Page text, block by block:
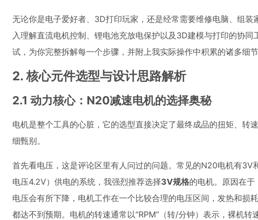
无论你是电子爱好者、3D打印玩家，还是经常需要维修电脑、组
入理解直流电机控制、锂电池充放电保护以及3D建模与打印的协
试，为你完整拆解每一个步骤，并附上我实际操作中积累的诸多细节
2. 核心元件选型与设计思路解析
2.1 动力核心：N20减速电机的选择奥秘
电机是整个工具的心脏，它的选型直接决定了最终成品的扭矩、
细甄别。
首先看电压，这是评论区里有人问过的问题。常见的N20电机有
电压4.2V）供电的系统，我强烈推荐选择3V规格的电机。原因在
电压会有所下降，电机工作在一个比较合理的电压区间，发热和
都达不到预期。电机的转速通常以“RPM”（转/分钟）表示，裸机